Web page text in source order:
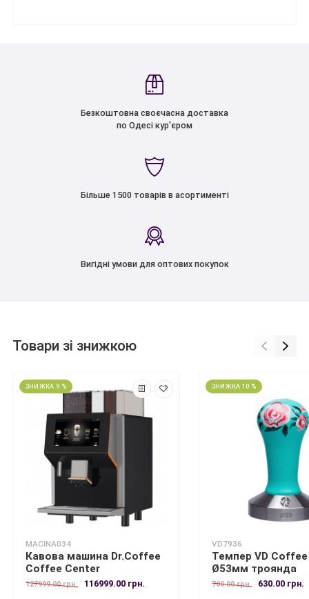
Безкоштовна своєчасна доставка
по Одесі кур'єром
Більше 1500 товарів в асортименті
Вигідні умови для оптових покупок
Товари зі знижкою
ЗНИЖКА 9 %
MACINA034
Кавова машина Dr.Coffee
Coffee Center
127999.00 грн. 116999.00 грн.
ЗНИЖКА 10 %
VD7936
Темпер VD
Ø53мм троянда
700.00 грн. 630.00 грн.